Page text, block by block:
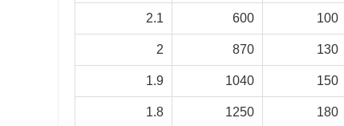
100
600
2.1
130
870
2
150
1040
1.9
180
1250
1.8